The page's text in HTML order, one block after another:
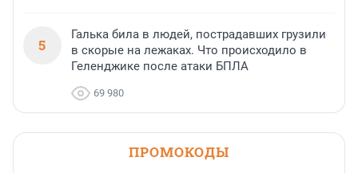
5
Галька била в людей, пострадавших грузили
в скорые на лежаках. Что происходило в
Геленджике после атаки БПЛА
69 980
ПРОМОКОДЫ